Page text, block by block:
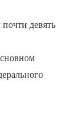
девять